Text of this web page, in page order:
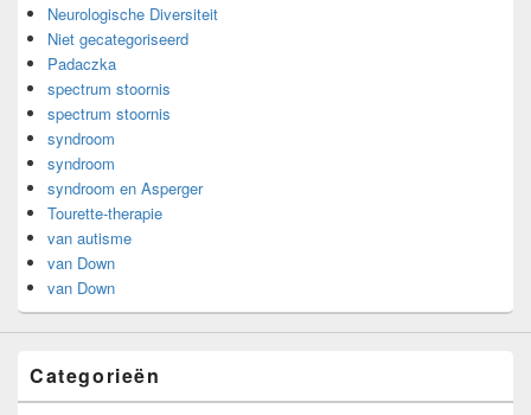
Neurologische Diversiteit
Niet gecategoriseerd
Padaczka
spectrum stoornis
spectrum stoornis
syndroom
syndroom
syndroom en Asperger
Tourette-therapie
van autisme
van Down
van Down
Categorieën